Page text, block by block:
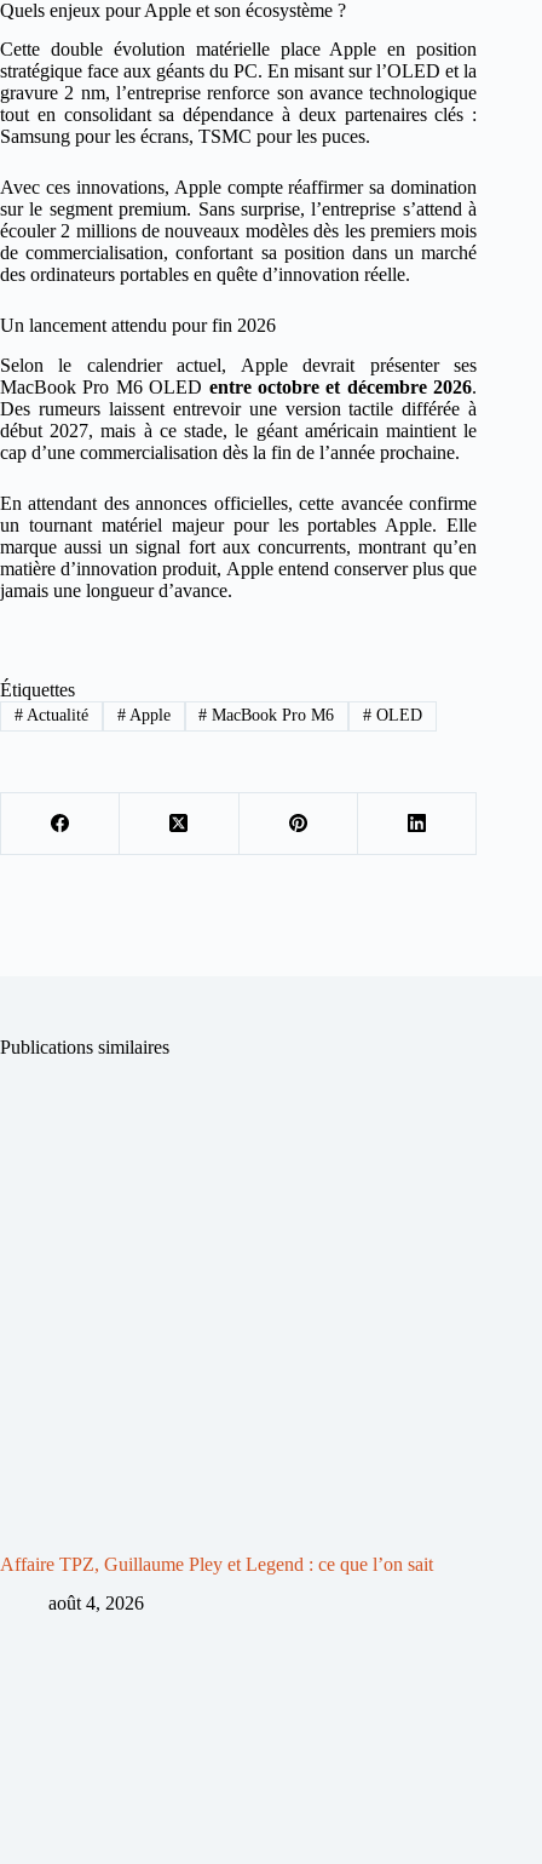
Quels enjeux pour Apple et son écosystème ?
Cette double évolution matérielle place Apple en position
stratégique face aux géants du PC. En misant sur l’OLED et la
gravure 2 nm, l’entreprise renforce son avance technologique
tout en consolidant sa dépendance à deux partenaires clés :
Samsung pour les écrans, TSMC pour les puces.
Avec ces innovations, Apple compte réaffirmer sa domination
sur le segment premium. Sans surprise, l’entreprise s’attend à
écouler 2 millions de nouveaux modèles dès les premiers mois
de commercialisation, confortant sa position dans un marché
des ordinateurs portables en quête d’innovation réelle.
Un lancement attendu pour fin 2026
Selon le calendrier actuel, Apple devrait présenter ses
MacBook Pro M6 OLED entre octobre et décembre 2026.
Des rumeurs laissent entrevoir une version tactile différée à
début 2027, mais à ce stade, le géant américain maintient le
cap d’une commercialisation dès la fin de l’année prochaine.
En attendant des annonces officielles, cette avancée confirme
un tournant matériel majeur pour les portables Apple. Elle
marque aussi un signal fort aux concurrents, montrant qu’en
matière d’innovation produit, Apple entend conserver plus que
jamais une longueur d’avance.
Étiquettes
#Actualité #Apple # MacBook Pro M6 # OLED
Publications similaires
Affaire TPZ, Guillaume Pley et Legend : ce que l’on sait
août 4, 2026